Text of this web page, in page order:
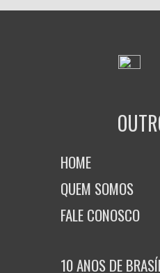
HOME
QUEM SOMOS
FALE CONOSCO
10 ANOS DE